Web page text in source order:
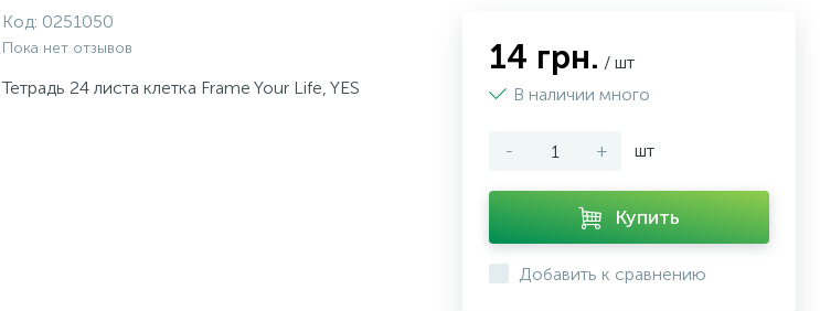
Код: 0251050
Пока нет отзывов
Тетрадь 24 листа клетка Frame Your Life, YES
14 грн. / шт
В наличии много
- + шт
Купить
Добавить к сравнению